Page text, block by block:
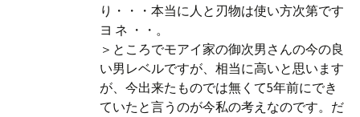
り・・・本当に人と刃物は使い方次第です
ヨ ネ ・・。
＞ところでモアイ家の御次男さんの今の良
い男レベルですが、相当に高いと思います
が、今出来たものでは無くて5年前にでき
ていたと言うのが今私の考えなのです。だ